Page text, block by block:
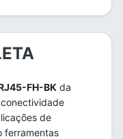
FH-BK da
de
ferramentas